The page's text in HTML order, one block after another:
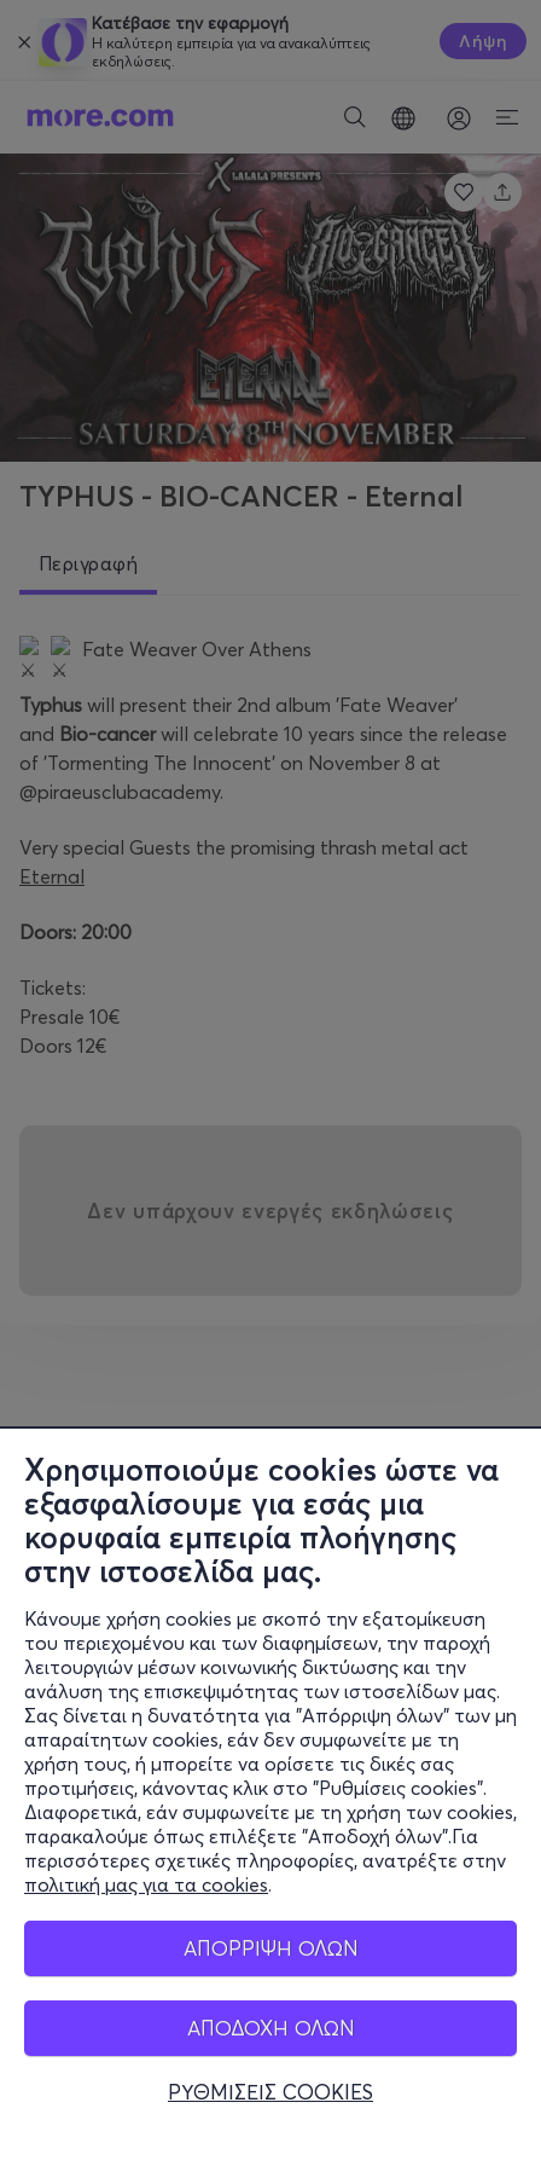
Χρησιμοποιούμε cookies ώστε να
εξασφαλίσουμε για εσάς μια
κορυφαία εμπειρία πλοήγησης
στην ιστοσελίδα μας.
Κάνουμε χρήση cookies με σκοπό την εξατομίκευση
του περιεχομένου και των διαφημίσεων, την παροχή
λειτουργιών μέσων κοινωνικής δικτύωσης και την
ανάλυση της επισκεψιμότητας των ιστοσελίδων μας.
Σας δίνεται η δυνατότητα για "Απόρριψη όλων" των μη
απαραίτητων cookies, εάν δεν συμφωνείτε με τη
χρήση τους, ή μπορείτε να ορίσετε τις δικές σας
προτιμήσεις, κάνοντας κλικ στο "Ρυθμίσεις cookies".
Διαφορετικά, εάν συμφωνείτε με τη χρήση των cookies,
παρακαλούμε όπως επιλέξετε "Αποδοχή όλων".Για
περισσότερες σχετικές πληροφορίες, ανατρέξτε στην
πολιτική μας για τα cookies.
ΑΠΟΡΡΙΨΗ ΟΛΩΝ
ΑΠΟΔΟΧΗ ΟΛΩΝ
ΡΥΘΜΙΣΕΙΣ COOKIES
Κατέβασε την εφαρμογή
Η καλύτερη εμπειρία για να ανακαλύπτεις
εκδηλώσεις.
Λήψη
TYPHUS - BIO-CANCER - Eternal
Περιγραφή
Fate Weaver Over Athens
Typhus will present their 2nd album 'Fate Weaver'
and Bio-cancerwill celebrate 10 years since the release
of 'Tormenting The Innocent' on November 8 at
@piraeusclubacademy.
Very special Guests the promising thrash metal act
Eternal
Doors: 20:00
Tickets:
Presale 10€
Doors 12€
Δεν υπάρχουν ενεργές εκδηλώσεις
Πληροφορίες
Υποστήριξη
Stay Connected
Mobile app